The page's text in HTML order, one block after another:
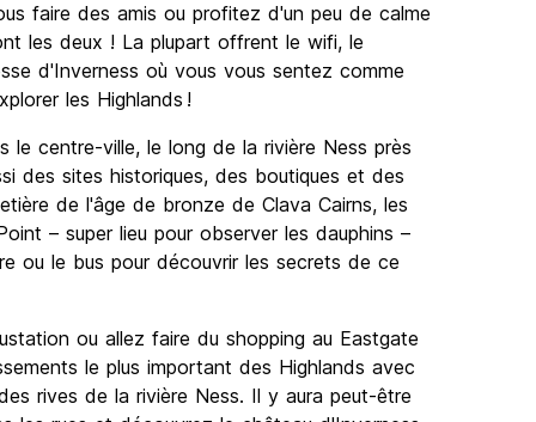
faire des amis ou profitez d'un peu de calme
les deux ! La plupart offrent le wifi, le
d'Inverness où vous vous sentez comme
les Highlands !
le centre-ville, le long de la rivière Ness près
des sites historiques, des boutiques et des
de l'âge de bronze de Clava Cairns, les
– super lieu pour observer les dauphins –
ou le bus pour découvrir les secrets de ce
ou allez faire du shopping au Eastgate
le plus important des Highlands avec
rives de la rivière Ness. Il y aura peut-être